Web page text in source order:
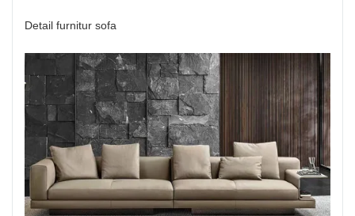
Detail furnitur sofa